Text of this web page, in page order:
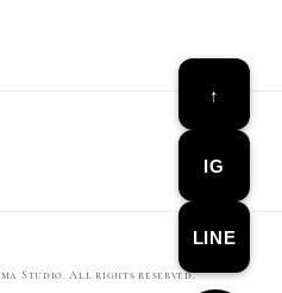
Studio. All rights reserved.
↑
IG
LINE